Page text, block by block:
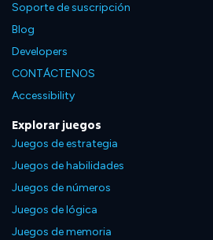
Soporte de suscripción
Blog
Developers
CONTÁCTENOS
Accessibility
Explorar juegos
Juegos de estrategia
Juegos de habilidades
Juegos de números
Juegos de lógica
Juegos de memoria